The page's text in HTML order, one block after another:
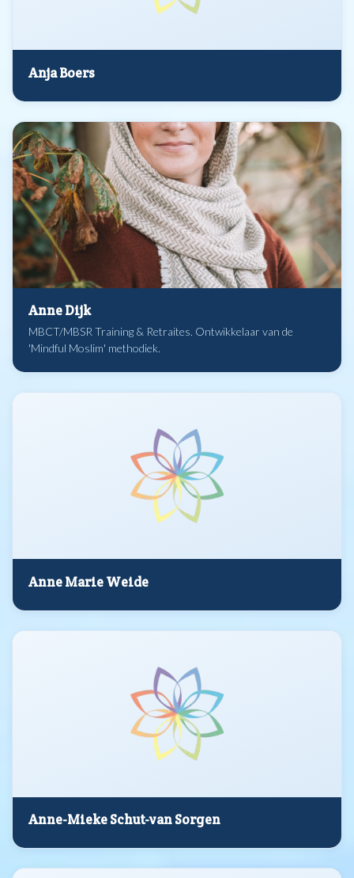
Anja Boers
Anne Dijk
MBCT/MBSR Training & Retraites. Ontwikkelaar van de
'Mindful Moslim' methodiek.
Anne Marie Weide
Anne-Mieke Schut-van Sorgen